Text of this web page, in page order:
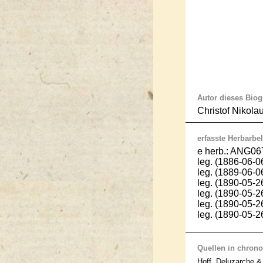
Autor dieses
Christof
erfasste
e herb.:
leg. (1886-06-
leg. (1889-06-
leg. (1890-05-
leg. (1890-05-
leg. (1890-05-
leg. (1890-05-
Quellen in